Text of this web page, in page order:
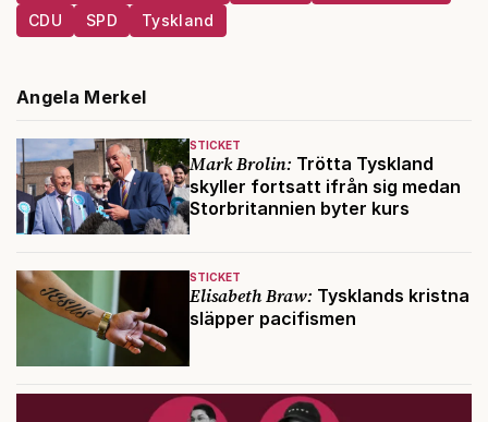
CDU
SPD Tyskland
Angela Merkel
STICKET
Mark Brolin: Trötta Tyskland
skyller fortsatt ifrån sig medan
Storbritannien byter kurs
STICKET
Elisabeth Braw: Tysklands kristna
släpper pacifismen